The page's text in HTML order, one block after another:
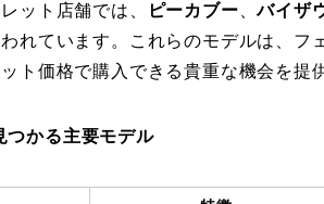
ット店舗では、 ピーカブー 、バイザ
れています。これらのモデルは、フ
ト価格で購入できる貴重な機会を提
つかる主要モデル